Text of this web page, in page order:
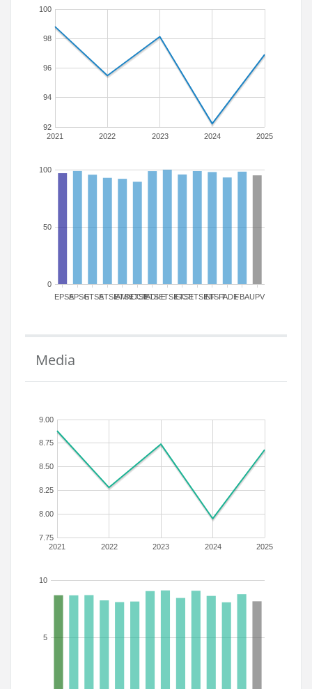
2021 2022 2023 2024 2025
92
94
96
98
100
EPSAEPSGETSAETSIAMN
ETSICCP
ETSIADI
ETSIEETSIGCT
ETSIIETSINFETSITFADEFBAUPV
0
50
100
Media
2021 2022 2023 2024 2025
7.75
8.00
8.25
8.50
8.75
9.00
5
10